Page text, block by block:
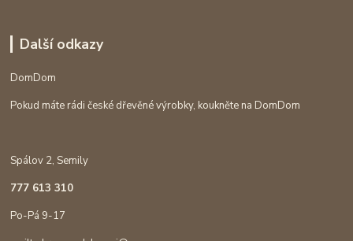
Další odkazy
DomDom
Pokud máte rádi české dřevěné výrobky, koukněte na DomDom
Spálov 2, Semily
777 613 310
Po-Pá 9-17